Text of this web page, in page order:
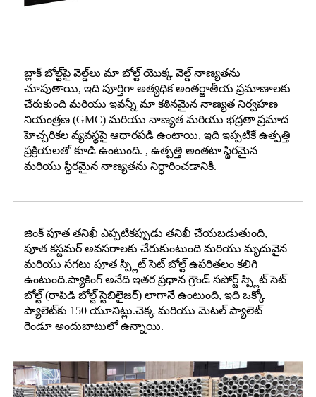
బ్లాక్ బోల్ట్‌పై వెల్డ్‌లు మా బోల్ట్ యొక్క వెల్డ్ నాణ్యతను
చూపుతాయి, ఇది పూర్తిగా అత్యధిక అంతర్జాతీయ ప్రమాణాలకు
చేరుకుంది మరియు ఇవన్నీ మా కఠినమైన నాణ్యత నిర్వహణ
నియంత్రణ (GMC) మరియు నాణ్యత మరియు భద్రతా ప్రమాద
హెచ్చరికల వ్యవస్థపై ఆధారపడి ఉంటాయి, ఇది ఇప్పటికే ఉత్పత్తి
ప్రక్రియలతో కూడి ఉంటుంది. , ఉత్పత్తి అంతటా స్థిరమైన
మరియు స్థిరమైన నాణ్యతను నిర్ధారించడానికి.
జింక్ పూత తనిఖీ ఎప్పటికప్పుడు తనిఖీ చేయబడుతుంది,
పూత కస్టమర్ అవసరాలకు చేరుకుంటుంది మరియు మృదువైన
మరియు సగటు పూత స్ప్లిట్ సెట్ బోల్ట్ ఉపరితలం కలిగి
ఉంటుంది.ప్యాకింగ్ అనేది ఇతర ప్రధాన గ్రౌండ్ సపోర్ట్ స్ప్లిట్ సెట్
బోల్ట్ (రాపిడి బోల్ట్ స్టెబిలైజర్) లాగానే ఉంటుంది, ఇది ఒక్కో
ప్యాలెట్‌కు 150 యూనిట్లు.చెక్క మరియు మెటల్ ప్యాలెట్
రెండూ అందుబాటులో ఉన్నాయి.